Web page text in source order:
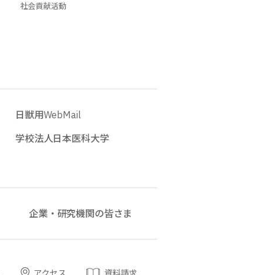
社会貢献活動
日獣用WebMail
学校法人日本医科大学
企業・研究機関の皆さま